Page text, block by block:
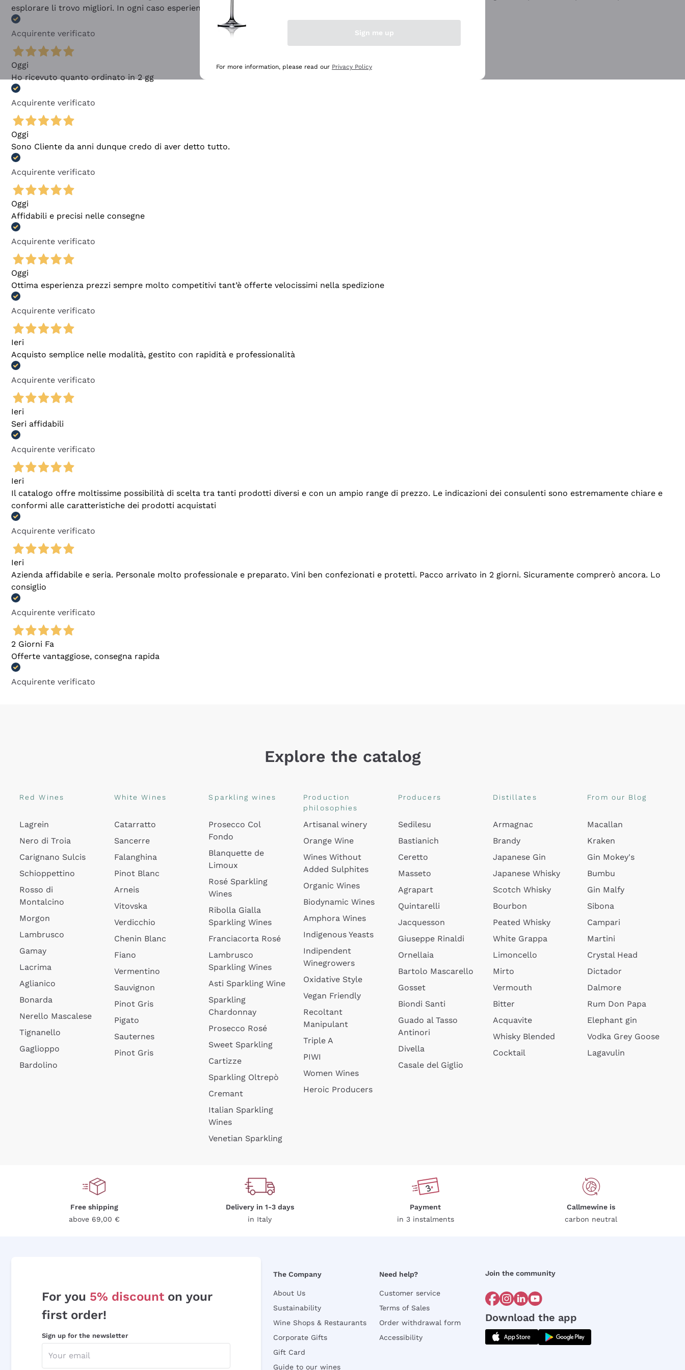
esplorare li trovo migliori. In ogni caso esperienza buona e lo consiglio! 👍
Acquirente verificato
Oggi
Ho ricevuto quanto ordinato in 2 gg
Acquirente verificato
Oggi
Sono Cliente da anni dunque credo di aver detto tutto.
Acquirente verificato
Oggi
Affidabili e precisi nelle consegne
Acquirente verificato
Oggi
Ottima esperienza prezzi sempre molto competitivi tant’è offerte velocissimi nella spedizione
Acquirente verificato
Ieri
Acquisto semplice nelle modalità, gestito con rapidità e professionalità
Acquirente verificato
Ieri
Seri affidabili
Acquirente verificato
Ieri
Il catalogo offre moltissime possibilità di scelta tra tanti prodotti diversi e con un ampio range di prezzo. Le indicazioni dei consulenti sono estremamente chiare e
conformi alle caratteristiche dei prodotti acquistati
Acquirente verificato
Ieri
Azienda affidabile e seria. Personale molto professionale e preparato. Vini ben confezionati e protetti. Pacco arrivato in 2 giorni. Sicuramente comprerò ancora. Lo
consiglio
Acquirente verificato
2 Giorni Fa
Offerte vantaggiose, consegna rapida
Acquirente verificato
Explore the catalog
Red Wines
Lagrein
Nero di Troia
Carignano Sulcis
Schioppettino
Rosso di
Montalcino
Morgon
Lambrusco
Gamay
Lacrima
Aglianico
Bonarda
Nerello Mascalese
Tignanello
Gaglioppo
Bardolino
White Wines
Catarratto
Sancerre
Falanghina
Pinot Blanc
Arneis
Vitovska
Verdicchio
Chenin Blanc
Fiano
Vermentino
Sauvignon
Pinot Gris
Pigato
Sauternes
Pinot Gris
Sparkling wines
Prosecco Col
Fondo
Blanquette de
Limoux
Rosé Sparkling
Wines
Ribolla Gialla
Sparkling Wines
Franciacorta Rosé
Lambrusco
Sparkling Wines
Asti Sparkling Wine
Sparkling
Chardonnay
Prosecco Rosé
Sweet Sparkling
Cartizze
Sparkling Oltrepò
Cremant
Italian Sparkling
Wines
Venetian Sparkling
Production
philosophies
Artisanal winery
Orange Wine
Wines Without
Added Sulphites
Organic Wines
Biodynamic Wines
Amphora Wines
Indigenous Yeasts
Indipendent
Winegrowers
Oxidative Style
Vegan Friendly
Recoltant
Manipulant
Triple A
PIWI
Women Wines
Heroic Producers
Producers
Sedilesu
Bastianich
Ceretto
Masseto
Agrapart
Quintarelli
Jacquesson
Giuseppe Rinaldi
Ornellaia
Bartolo Mascarello
Gosset
Biondi Santi
Guado al Tasso
Antinori
Divella
Casale del Giglio
Distillates
Armagnac
Brandy
Japanese Gin
Japanese Whisky
Scotch Whisky
Bourbon
Peated Whisky
White Grappa
Limoncello
Mirto
Vermouth
Bitter
Acquavite
Whisky Blended
Cocktail
From our Blog
Macallan
Kraken
Gin Mokey's
Bumbu
Gin Malfy
Sibona
Campari
Martini
Crystal Head
Dictador
Dalmore
Rum Don Papa
Elephant gin
Vodka Grey Goose
Lagavulin
Free shipping
above 69,00 €
Delivery in 1-3 days
in Italy
Payment
in 3 instalments
Callmewine is
carbon neutral
For you 5% discount on your
first order!
Sign up for the newsletter
The Company
About Us
Sustainability
Wine Shops & Restaurants
Corporate Gifts
Gift Card
Guide to our wines
Need help?
Customer service
Terms of Sales
Order withdrawal form
Accessibility
Join the community
Download the app
Sign me up
For more information, please read our Privacy Policy